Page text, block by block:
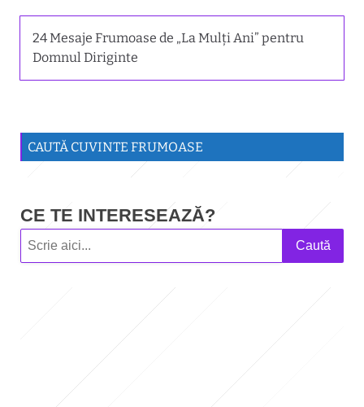
24 Mesaje Frumoase de „La Mulți Ani” pentru
Domnul Diriginte
CAUTĂ CUVINTE FRUMOASE
CE TE INTERESEAZĂ?
Caută